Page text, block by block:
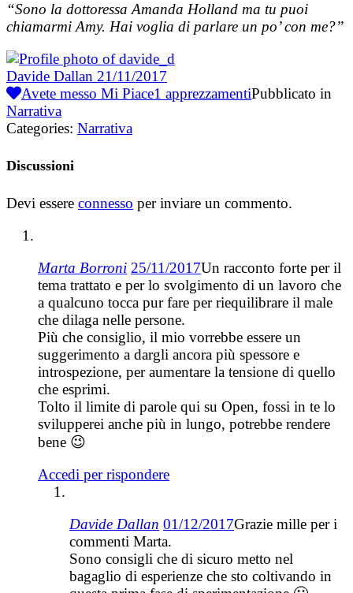
“Sono la dottoressa Amanda Holland ma tu puoi
chiamarmi Amy. Hai voglia di parlare un po’ con me?”
Davide Dallan 21/11/2017
Avete messo Mi Piace1 apprezzamentiPubblicato in
Narrativa
Categories: Narrativa
Discussioni
Devi essere connesso per inviare un commento.
Marta Borroni 25/11/2017Un racconto forte per il
tema trattato e per lo svolgimento di un lavoro che
a qualcuno tocca pur fare per riequilibrare il male
che dilaga nelle persone.
Più che consiglio, il mio vorrebbe essere un
suggerimento a dargli ancora più spessore e
introspezione, per aumentare la tensione di quello
che esprimi.
Tolto il limite di parole qui su Open, fossi in te lo
svilupperei anche più in lungo, potrebbe rendere
bene 😉
Accedi per rispondere
Davide Dallan 01/12/2017Grazie mille per i
commenti Marta.
Sono consigli che di sicuro metto nel
bagaglio di esperienze che sto coltivando in